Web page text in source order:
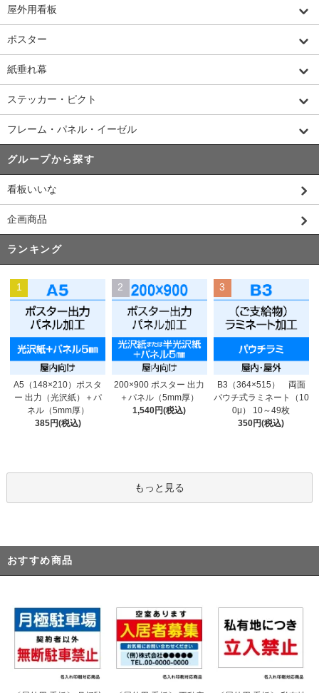
屋外用看板
ポスター
紙垂れ幕
ステッカー・ピクト
フレーム・パネル・イーゼル
グループから探す
看板いいな
企画商品
ランキング
1
A5（148×210）ポスタ
ー 出力（光沢紙）＋パ
ネル（5mm厚）
385円(税込)
2
200×900 ポスター 出力
＋パネル（5mm厚）
1,540円(税込)
3
B3（364×515） 両面
パウチ式ラミネート（10
0μ） 10～49枚
350円(税込)
もっと見る
おすすめ商品